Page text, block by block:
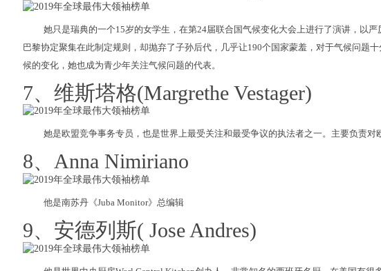
她只是瑞典的一个15岁的女学生，在第24届联合国气候变化大会上进行了演讲，以
巴黎协定聚集在此制定规则，却抛弃了子孙后代，几乎让190个国家蒙羞，对于气候问题
候的变化，她也成为青少年关注气候问题的代表。
7、维斯塔格(Margrethe Vestager)
她是欧盟竞争事务专员，也是世界上最受关注和最受争议的执法者之一。主要负责对
8、Anna Nimiriano
他是南苏丹《Juba Monitor》总编辑
9、安德列斯( Jose Andres)